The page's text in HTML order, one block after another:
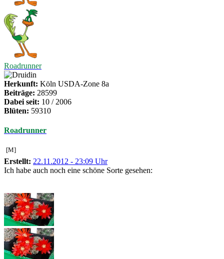
Roadrunner
Herkunft: Köln USDA-Zone 8a
Beiträge: 28599
Dabei seit: 10 / 2006
Blüten: 59310
Roadrunner
[M]
Erstellt: 22.11.2012 - 23:09 Uhr
Ich habe auch noch eine schöne Sorte gesehen: